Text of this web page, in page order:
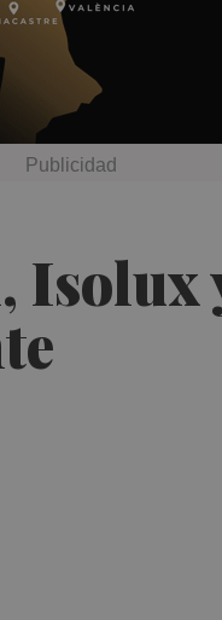
Isolux